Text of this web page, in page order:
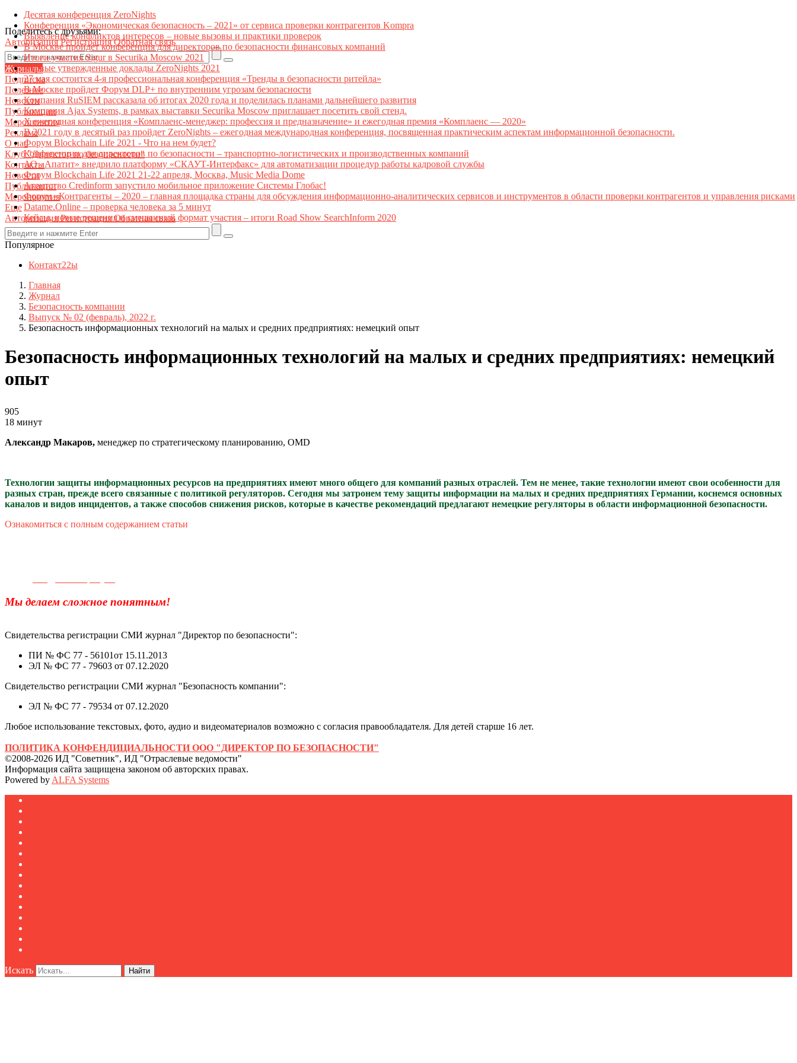
Поделитесь с друзьями:
АвторизацияРегистрацияОбратная связь
Журналы
Подписка
Полезное
Новости
Публикации
Мероприятия
Реклама
О нас
Клуб "Директор по безопасности"
Контакты
Новости
Публикации
Мероприятия
Еще
АвторизацияРегистрацияОбратная связь
Популярное
Десятая конференция ZeroNights
Конференция «Экономическая безопасность – 2021» от сервиса проверки контрагентов Kompra
Выявление конфликтов интересов – новые вызовы и практики проверок
В Москве пройдет конференция для директоров по безопасности финансовых компаний
Итоги участия Sigur в Securika Moscow 2021
Первые утвержденные доклады ZeroNights 2021
27 мая состоится 4-я профессиональная конференция «Тренды в безопасности ритейла»
В Москве пройдет Форум DLP+ по внутренним угрозам безопасности
Компания RuSIEM рассказала об итогах 2020 года и поделилась планами дальнейшего развития
Компания Ajax Systems, в рамках выставки Securika Moscow приглашает посетить свой стенд.
X ежегодная конференция «Комплаенс-менеджер: профессия и предназначение» и ежегодная премия «Комплаенс — 2020»
В 2021 году в десятый раз пройдет ZeroNights – ежегодная международная конференция, посвященная практическим аспектам информационной безопасности.
Форум Blockchain Life 2021 - Что на нем будет?
Конференции для директоров по безопасности – транспортно-логистических и производственных компаний
АО «Апатит» внедрило платформу «СКАУТ-Интерфакс» для автоматизации процедур работы кадровой службы
Форум Blockchain Life 2021 21-22 апреля, Москва, Music Media Dome
Агентство Credinform запустило мобильное приложение Системы Глобас!
Форум «Контрагенты – 2020 – главная площадка страны для обсуждения информационно-аналитических сервисов и инструментов в области проверки контрагентов и управления рисками
Datame.Online – проверка человека за 5 минут
Кейсы, новые решения и смешанный формат участия – итоги Road Show SearchInform 2020
Контакт22ы
Главная
Журнал
Безопасность компании
Выпуск № 02 (февраль), 2022 г.
Безопасность информационных технологий на малых и средних предприятиях: немецкий опыт
Безопасность информационных технологий на малых и средних предприятиях: немецкий
опыт
905
18 минут
Александр Макаров, менеджер по стратегическому планированию, OMD
Технологии защиты информационных ресурсов на предприятиях имеют много общего для компаний разных отраслей. Тем не менее, такие технологии имеют свои особенности для
разных стран, прежде всего связанные с политикой регуляторов. Сегодня мы затронем тему защиты информации на малых и средних предприятиях Германии, коснемся основных
каналов и видов инцидентов, а также способов снижения рисков, которые в качестве рекомендаций предлагают немецкие регуляторы в области информационной безопасности.
Ознакомиться с полным содержанием статьи
Мы делаем сложное понятным!
Свидетельства регистрации СМИ журнал "Директор по безопасности":
ПИ № ФС 77 - 56101от 15.11.2013
ЭЛ № ФС 77 - 79603 от 07.12.2020
Свидетельство регистрации СМИ журнал "Безопасность компании":
ЭЛ № ФС 77 - 79534 от 07.12.2020
Любое использование текстовых, фото, аудио и видеоматериалов возможно с согласия правообладателя. Для детей старше 16 лет.
ПОЛИТИКА КОНФЕНДИЦИАЛЬНОСТИ ООО "ДИРЕКТОР ПО БЕЗОПАСНОСТИ"
©2008-2026 ИД "Советник", ИД "Отраслевые ведомости"
Информация сайта защищена законом об авторских правах.
Powered by ALFA Systems
Искать Найти